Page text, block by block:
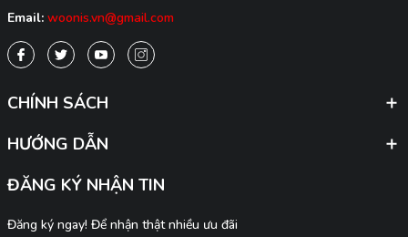
Email: woonis.vn@gmail.com
CHÍNH SÁCH
HƯỚNG DẪN
ĐĂNG KÝ NHẬN TIN
Đăng ký ngay! Để nhận thật nhiều ưu đãi